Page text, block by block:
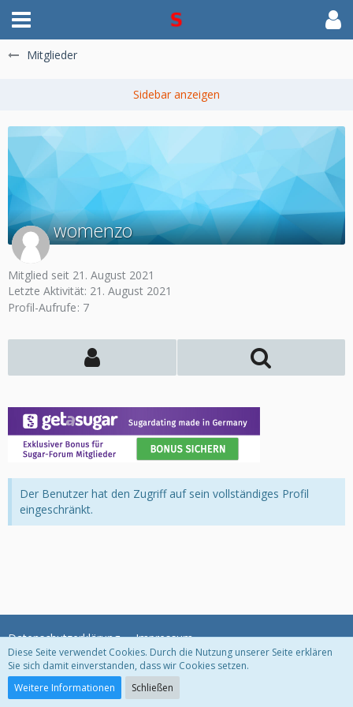
Mitglieder
womenzo
Mitglied seit 21. August 2021
Letzte Aktivität: 21. August 2021
Profil-Aufrufe 7
Der Benutzer hat den Zugriff auf sein vollständiges Profil
eingeschränkt.
Datenschutzerklärung Impressum
Community-Software:
Diese Seite verwendet Cookies. Durch die Nutzung unserer Seite erklären
Sie sich damit einverstanden, dass wir Cookies setzen.
Weitere Informationen
Schließen